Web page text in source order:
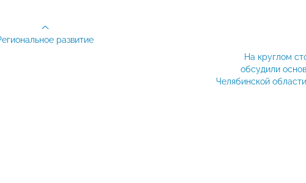
На круглом
обсудили
Челябинской
развитие